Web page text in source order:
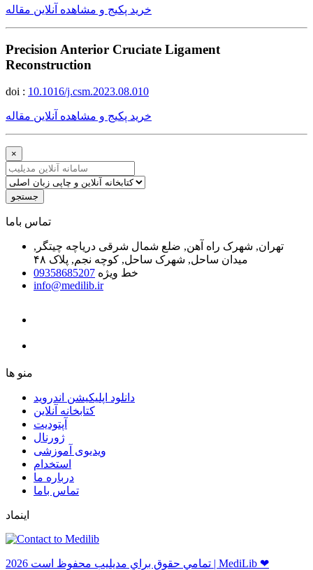
خرید پکیج و مشاهده آنلاین مقاله
Precision Anterior Cruciate Ligament
Reconstruction
doi : 10.1016/j.csm.2023.08.010
خرید پکیج و مشاهده آنلاین مقاله
×
جستجو
ﺗﻤﺎﺱ ﺑﺎﻣﺎ
تهران, شهرک راه آهن, ضلع شمال شرقی دریاچه چیتگر,
میدان ساحل, شهرک ساحل, کوچه نجم, پلاک ۴۸
خط ویژه 09358685207
info@medilib.ir
ﻣﻨﻮ ﻫﺎ
دانلود اپلیکیشن اندروید
ﮐﺘﺎﺑﺨﺎﻧﻪ ﺁﻧﻼﯾﻦ
ﺁﭘﺘﻮﺩﯾﺖ
ﮊﻭﺭﻧﺎﻝ
ویدیوی آموزشی
استخدام
درباره ما
ﺗﻤﺎﺱ ﺑﺎﻣﺎ
اینماد
ﺗﻤﺎﻣﻲ ﺣﻘﻮﻕ ﺑﺮاﻱ ﻣﺪﻳﻠﻴﺐ ﻣﺤﻔﻮﻅ اﺳﺖ 2026 | MediLib ❤